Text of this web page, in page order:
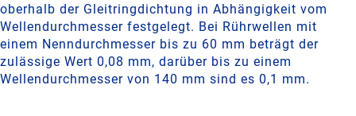
oberhalb der Gleitringdichtung in Abhängigkeit vom
Wellendurchmesser festgelegt. Bei Rührwellen mit
einem Nenndurchmesser bis zu 60 mm beträgt der
zulässige Wert 0,08 mm, darüber bis zu einem
Wellendurchmesser von 140 mm sind es 0,1 mm.